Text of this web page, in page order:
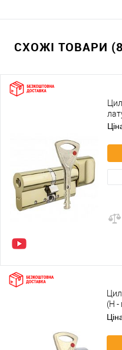
СХОЖІ ТОВАРИ
(H